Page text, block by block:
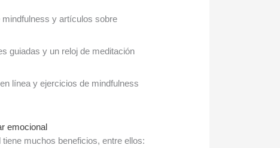
y artículos sobre
guiadas y un reloj de meditación
línea y ejercicios de mindfulness
emocional
muchos beneficios, entre ellos: